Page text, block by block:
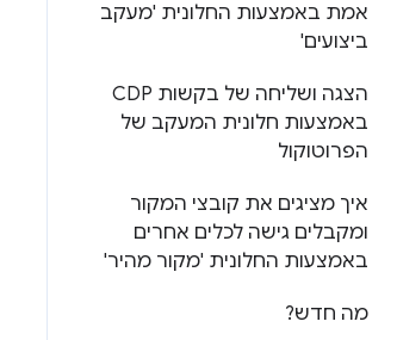
אמת באמצעות החלונית 'מעקב
ביצועים'
הצגה ושליחה של בקשות CDP
באמצעות חלונית המעקב של
הפרוטוקול
איך מציגים את קובצי המקור
ומקבלים גישה לכלים אחרים
באמצעות החלונית 'מקור מהיר'
מה חדש?